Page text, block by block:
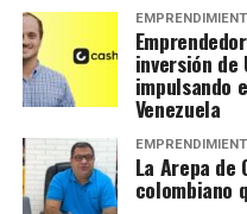
inversión de
impulsando
Venezuela
La Arepa de
colombiano